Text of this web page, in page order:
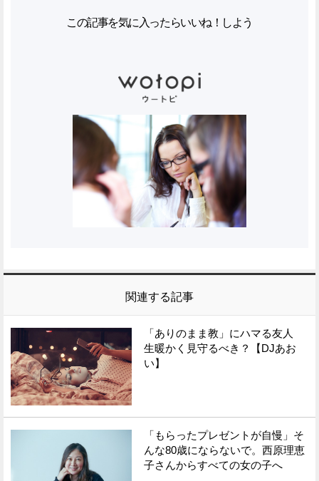
この記事を気に入ったらいいね！しよう
関連する記事
「ありのまま教」にハマる友人
生暖かく見守るべき？【DJあお
い】
「もらったプレゼントが自慢」そ
んな80歳にならないで。西原理恵
子さんからすべての女の子へ